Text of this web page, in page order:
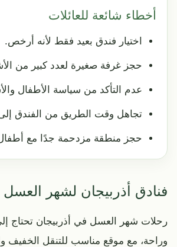
أخطاء شائعة للعائلات
اختيار فندق بعيد فقط لأنه أرخص.
حجز غرفة صغيرة لعدد كبير من
عدم التأكد من سياسة الأطفال
تجاهل وقت الطريق من الفندق إلى
حجز منطقة مزدحمة جدًا مع
فنادق أذربيجان لشهر العسل
رحلات شهر العسل في أذربيجان تحتاج
وراحة، مع موقع مناسب للتنقل الخفيف